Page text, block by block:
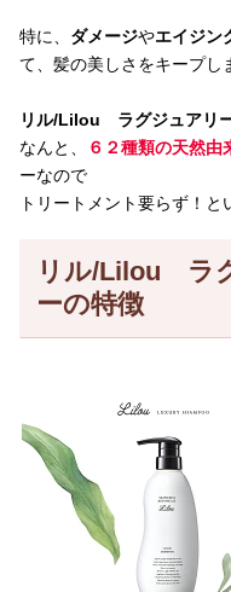
特に、 ダメージやエイジン
て、髪の美しさをキープし
リル/Lilou ラグジュアリ
なんと、
６２種類の天然由
ーなので
トリートメント要らず！と
リル/Lilou ラ
ーの特徴